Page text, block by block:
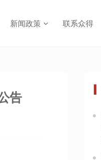
新闻政策 联系众得
告